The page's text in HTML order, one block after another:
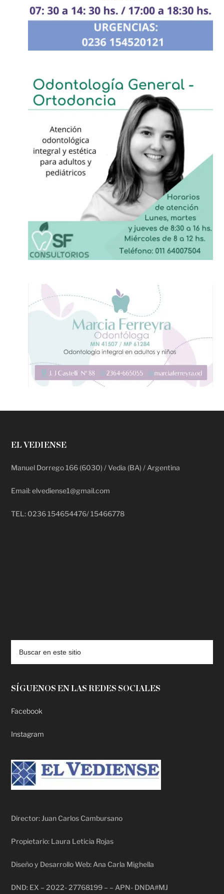
EL VEDIENSE
Manuel Dorrego 166 (6030) / Vedia (BA) / Argentina
Email: elvediense1@gmail.com
TEL: 0236 154654476/ 15466778
SÍGUENOS EN LAS REDES SOCIALES
Facebook
Instagram
Director: Juan Carlos Cambursano
Propietario: Laura Leticia Rojas
Diseño y Desarrollo Web: Ana Carla Mighella
DND: EX – 2022- 27768199 – – APN- DNDA#MJ